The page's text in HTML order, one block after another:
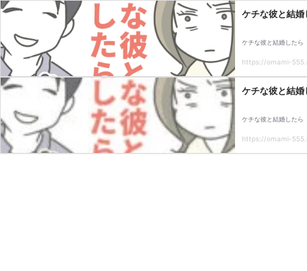
ケチな彼と結婚
ケチな彼と結婚したら
https://omami-
ケチな彼と結婚
ケチな彼と結婚したら
https://omami-